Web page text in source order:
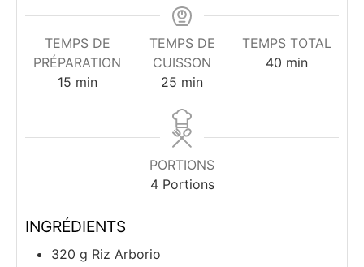
TEMPS DE
PRÉPARATION
15minutes
min
TEMPS DE
CUISSON
25 minutes
min
TEMPS TOTAL
40minutes
min
PORTIONS
4 Portions
INGRÉDIENTS
320 g Riz Arborio